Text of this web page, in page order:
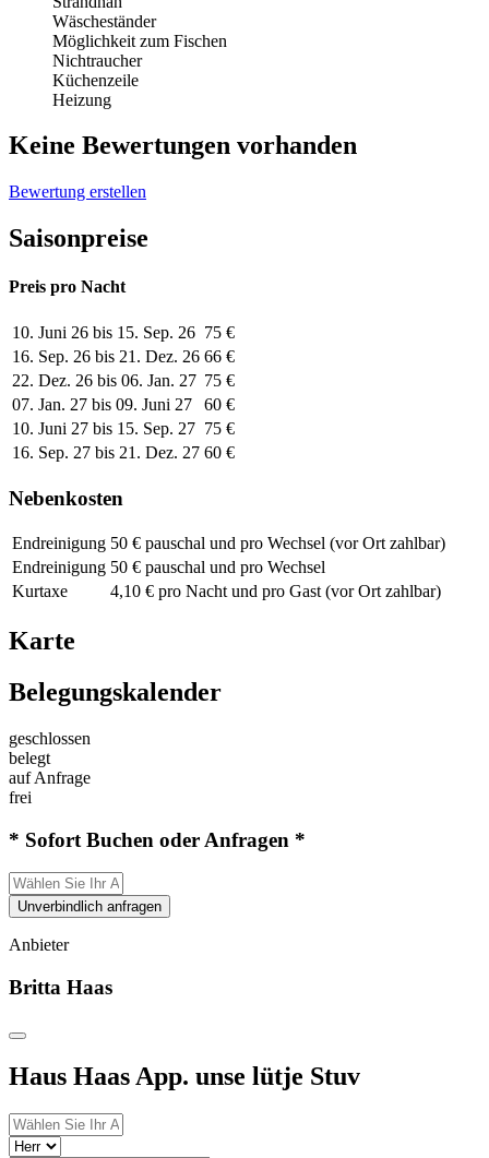
Wäscheständer
Möglichkeit zum Fischen
Nichtraucher
Küchenzeile
Heizung
Keine Bewertungen vorhanden
Bewertung erstellen
Saisonpreise
Preis pro Nacht
10. Juni 26 bis 15. Sep. 26 75 €
16. Sep. 26 bis 21. Dez. 26 66 €
22. Dez. 26 bis 06. Jan. 27 75 €
07. Jan. 27 bis 09. Juni 27
60 €
10. Juni 27 bis 15. Sep. 27 75 €
16. Sep. 27 bis 21. Dez. 27 60 €
Nebenkosten
Endreinigung 50 € pauschal und pro Wechsel (vor Ort zahlbar)
Endreinigung 50 € pauschal und pro Wechsel
Kurtaxe
4,10 € pro Nacht und pro Gast (vor Ort zahlbar)
Karte
Belegungskalender
geschlossen
belegt
auf Anfrage
frei
* Sofort Buchen oder Anfragen *
Unverbindlich anfragen
Anbieter
Britta Haas
Haus Haas App. unse lütje Stuv